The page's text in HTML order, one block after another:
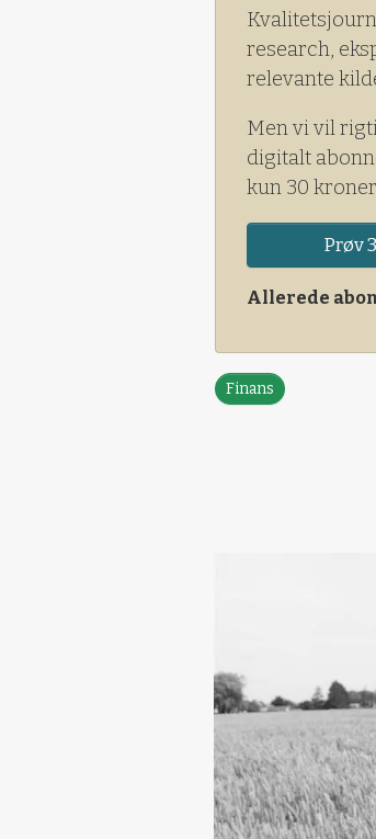
research,
relevante
Men vi vil
digitalt
kun 30
Prøv
Allerede
Finans